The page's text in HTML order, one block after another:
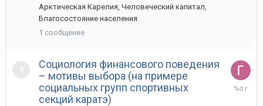
Арктическая Карелия, Человеческий капитал,
Благосостояние населения
1 сообщение
Социология финансового поведения
– мотивы выбора (на примере
социальных групп спортивных
секций каратэ)
28